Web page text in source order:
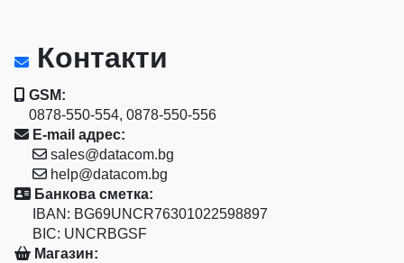
Контакти
GSM:
0878-550-554, 0878-550-556
E-mail адрес:
sales@datacom.bg
help@datacom.bg
Банкова сметка:
IBAN: BG69UNCR76301022598897
BIC: UNCRBGSF
Магазин: